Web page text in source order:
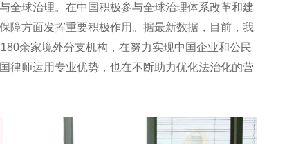
全球治理。在中国积极参与全球治理体系改革和建
障方面发挥重要积极作用。据最新数据，目前，我
余家境外分支机构，在努力实现中国企业和公民
律师运用专业优势，也在不断助力优化法治化的营